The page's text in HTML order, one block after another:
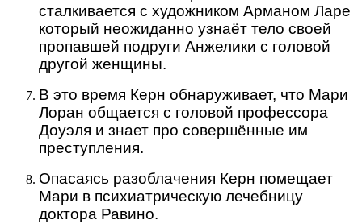
сталкивается с художником Арманом Ларе
который неожиданно узнаёт тело своей
пропавшей подруги Анжелики с головой
другой женщины.
В это время Керн обнаруживает, что Мари
Лоран общается с головой профессора
Доуэля и знает про совершённые им
преступления.
Опасаясь разоблачения Керн помещает
Мари в психиатрическую лечебницу
доктора Равино.